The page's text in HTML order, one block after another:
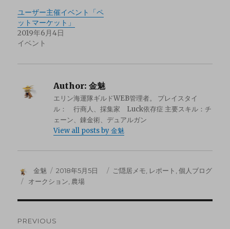
ユーザー主催イベント「ペ
ットマーケット」
2019年6月4日
イベント
Author: 金魅
エリン海運隊ギルドWEB管理者。 プレイスタイ
ル： 行商人、採集家 Luck依存症 主要スキル：チ
ェーン、錬金術、デュアルガン
View all posts by 金魅
金魅 2018年5月5日 ご隠居メモ レポート ,個人ブログ
オークション 農場
PREVIOUS